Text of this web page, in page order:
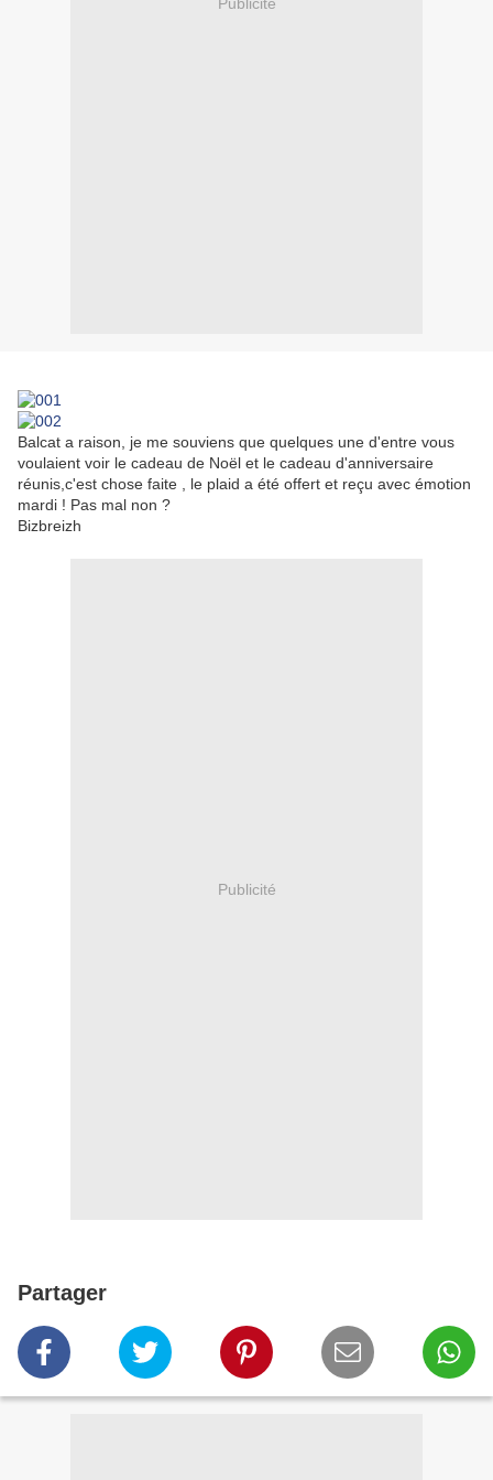
Balcat a raison, je me souviens que quelques une d'entre vous
voulaient voir le cadeau de Noël et le cadeau d'anniversaire
réunis,c'est chose faite , le plaid a été offert et reçu avec émotion
mardi ! Pas mal non ?
Bizbreizh
Publicité
Partager